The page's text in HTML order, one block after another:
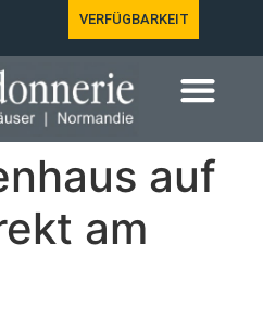
VERFÜGBARKEIT
auf
am